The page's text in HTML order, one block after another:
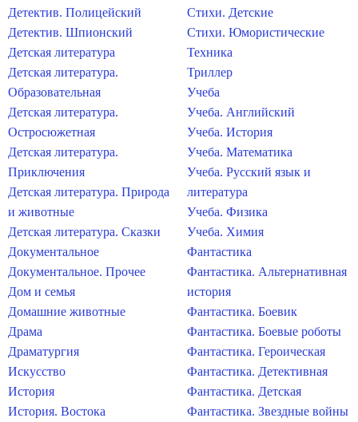
Детектив. Полицейский
Детектив. Шпионский
Детская литература
Детская литература.
Образовательная
Детская литература.
Остросюжетная
Детская литература.
Приключения
Детская литература. Природа
и животные
Детская литература. Сказки
Документальное
Документальное. Прочее
Дом и семья
Домашние животные
Драма
Драматургия
Искусство
История
История. Востока
Стихи. Детские
Стихи. Юмористические
Техника
Триллер
Учеба
Учеба. Английский
Учеба. История
Учеба. Математика
Учеба. Русский язык и
литература
Учеба. Физика
Учеба. Химия
Фантастика
Фантастика. Альтернативная
история
Фантастика. Боевик
Фантастика. Боевые роботы
Фантастика. Героическая
Фантастика. Детективная
Фантастика. Детская
Фантастика. Звездные войны